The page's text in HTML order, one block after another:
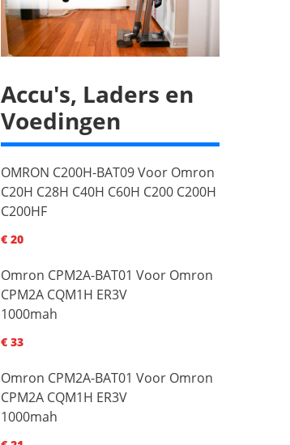
Accu's, Laders en
Voedingen
OMRON C200H-BAT09 Voor Omron
C20H C28H C40H C60H C200 C200H
C200HF
€ 20
Omron CPM2A-BAT01 Voor Omron
CPM2A CQM1H ER3V
1000mah
€ 33
Omron CPM2A-BAT01 Voor Omron
CPM2A CQM1H ER3V
1000mah